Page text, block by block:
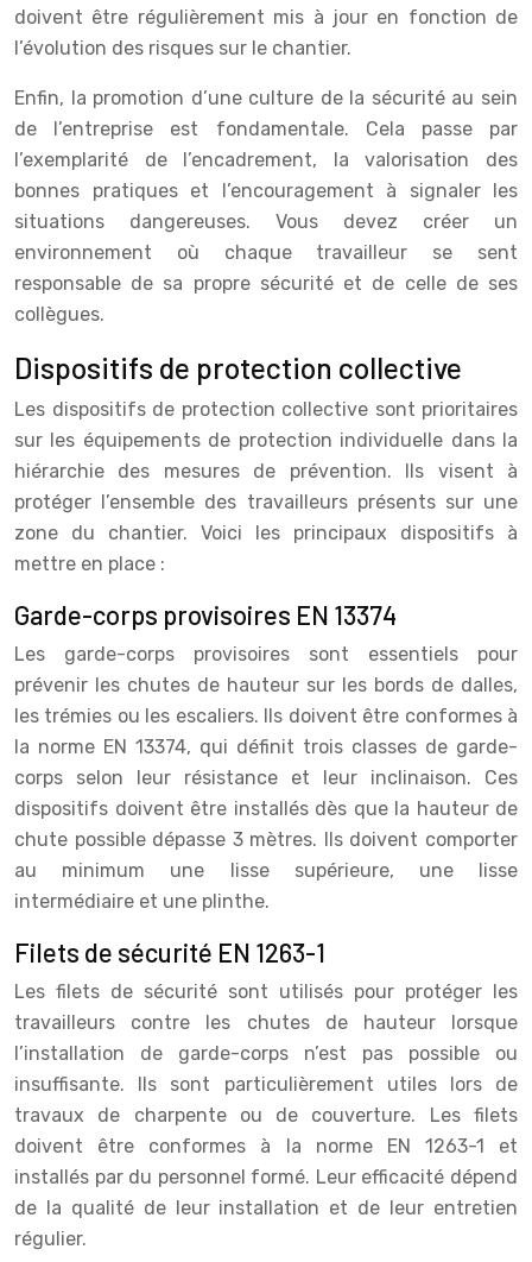
doivent être régulièrement mis à jour en fonction de
l’évolution des risques sur le chantier.
Enfin, la promotion d’une culture de la sécurité au sein
de l’entreprise est fondamentale. Cela passe par
l’exemplarité de l’encadrement, la valorisation des
bonnes pratiques et l’encouragement à signaler les
situations dangereuses. Vous devez créer un
environnement où chaque travailleur se sent
responsable de sa propre sécurité et de celle de ses
collègues.
Dispositifs de protection collective
Les dispositifs de protection collective sont prioritaires
sur les équipements de protection individuelle dans la
hiérarchie des mesures de prévention. Ils visent à
protéger l’ensemble des travailleurs présents sur une
zone du chantier. Voici les principaux dispositifs à
mettre en place :
Garde-corps provisoires EN 13374
Les garde-corps provisoires sont essentiels pour
prévenir les chutes de hauteur sur les bords de dalles,
les trémies ou les escaliers. Ils doivent être conformes à
la norme EN 13374, qui définit trois classes de garde-
corps selon leur résistance et leur inclinaison. Ces
dispositifs doivent être installés dès que la hauteur de
chute possible dépasse 3 mètres. Ils doivent comporter
au minimum une lisse supérieure, une lisse
intermédiaire et une plinthe.
Filets de sécurité EN 1263-1
Les filets de sécurité sont utilisés pour protéger les
travailleurs contre les chutes de hauteur lorsque
l’installation de garde-corps n’est pas possible ou
insuffisante. Ils sont particulièrement utiles lors de
travaux de charpente ou de couverture. Les filets
doivent être conformes à la norme EN 1263-1 et
installés par du personnel formé. Leur efficacité dépend
de la qualité de leur installation et de leur entretien
régulier.